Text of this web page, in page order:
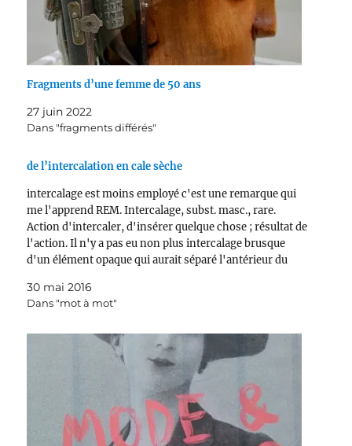
Fragments d’une femme de 50 ans
27 juin 2022
Dans "fragments différés"
de l’intercalation en cale sèche
intercalage est moins employé c'est une remarque qui
me l'apprend REM. Intercalage, subst. masc., rare.
Action d'intercaler, d'insérer quelque chose ; résultat de
l'action. Il n'y a pas eu non plus intercalage brusque
d'un élément opaque qui aurait séparé l'antérieur du
30 mai 2016
Dans "mot à mot"